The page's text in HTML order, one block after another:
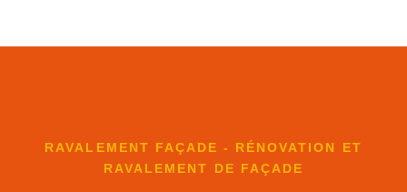
RAVALEMENT FAÇADE - RÉNOVATION ET
RAVALEMENT DE FAÇADE